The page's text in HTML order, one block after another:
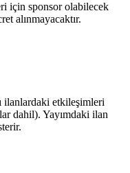
için sponsor olabilecek
alınmayacaktır.
ilanlardaki etkileşimleri
dahil). Yayımdaki ilan